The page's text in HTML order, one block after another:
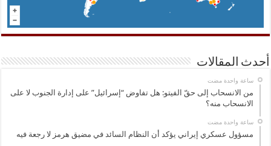
أحدث المقالات
‏ساعة واحدة مضت
من الانسحاب إلى حقّ الفيتو: هل تفاوض “إسرائيل” على إدارة الجنوب لا على
الانسحاب منه؟
‏ساعة واحدة مضت
مسؤول عسكري إيراني يؤكد أن النظام السائد في مضيق هرمز لا رجعة فيه